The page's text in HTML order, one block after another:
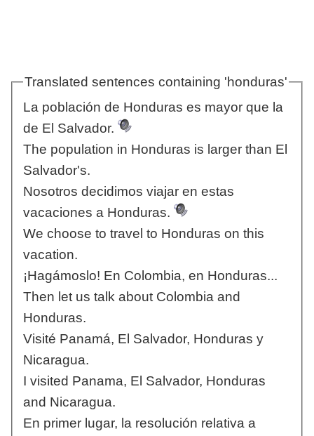
Translated sentences containing 'honduras'
La población de Honduras es mayor que la
de El Salvador.
The population in Honduras is larger than El
Salvador's.
Nosotros decidimos viajar en estas
vacaciones a Honduras.
We choose to travel to Honduras on this
vacation.
¡Hagámoslo! En Colombia, en Honduras...
Then let us talk about Colombia and
Honduras.
Visité Panamá, El Salvador, Honduras y
Nicaragua.
I visited Panama, El Salvador, Honduras
and Nicaragua.
En primer lugar, la resolución relativa a